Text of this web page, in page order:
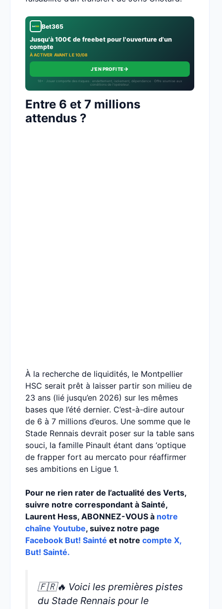
Bet365
Jusqu'à 100€ de freebet pour l'ouverture d'un
compte
À ACTIVER AVANT LE 10/08
J'EN PROFITE→
18+ · Jouer comporte des risques : endettement, isolement, dépendance · Offre soumise aux
conditions de l’opérateur.
Entre 6 et 7 millions
attendus ?
À la recherche de liquidités, le Montpellier
HSC serait prêt à laisser partir son milieu de
23 ans (lié jusqu’en 2026) sur les mêmes
bases que l’été dernier. C’est-à-dire autour
de 6 à 7 millions d’euros. Une somme que le
Stade Rennais devrait poser sur la table sans
souci, la famille Pinault étant dans ‘optique
de frapper fort au mercato pour réaffirmer
ses ambitions en Ligue 1.
Pour ne rien rater de l’actualité des Verts,
suivre notre correspondant à Sainté,
Laurent Hess, ABONNEZ-VOUS à notre
chaîne Youtube, suivez notre page
Facebook But! Sainté et notre compte X,
But! Sainté.
🇫🇷🔥 Voici les premières pistes
du Stade Rennais pour le